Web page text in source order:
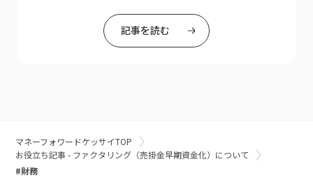
記事を読む
マネーフォワードケッサイTOP
お役立ち記事 - ファクタリング（売掛金早期資金化）について
#財務